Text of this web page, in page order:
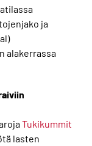
ja
alakerrassa
Tukikummit
lasten